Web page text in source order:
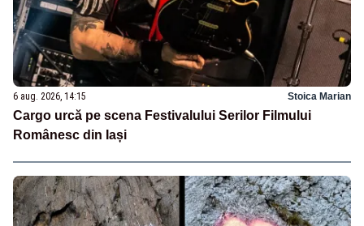
6 aug. 2026, 14:15 Stoica Marian
Cargo urcă pe scena Festivalului Serilor Filmului
Românesc din Iași